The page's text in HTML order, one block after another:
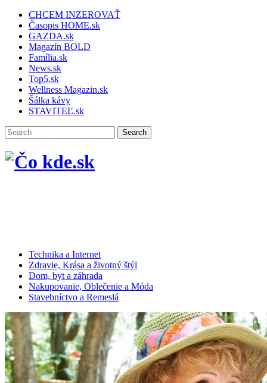
CHCEM INZEROVAŤ
Časopis HOME.sk
GAZDA.sk
Magazín BOLD
Família.sk
News.sk
Top5.sk
Wellness Magazin.sk
Šálka kávy
STAVITEĽ.sk
Technika a Internet
Zdravie, Krása a životný štýl
Dom, byt a záhrada
Nakupovanie, Oblečenie a Móda
Stavebníctvo a Remeslá